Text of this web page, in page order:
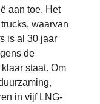
aan toe. Het
waarvan
is al 30 jaar
de
staat. Om
in vijf LNG-